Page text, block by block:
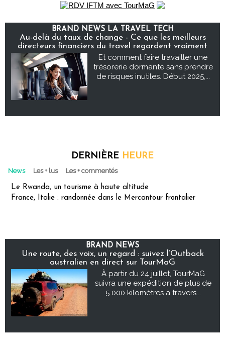
BRAND NEWS LA TRAVEL TECH
Au-delà du taux de change - Ce que les meilleurs
directeurs financiers du travel regardent vraiment
Et comment faire travailler une
trésorerie dormante sans prendre
de risques inutiles. Début 2025,...
DERNIÈRE HEURE
News Les + lus Les + commentés
Le Rwanda, un tourisme à haute altitude
France, Italie : randonnée dans le Mercantour frontalier
BRAND NEWS
Une route, des voix, un regard : suivez l’Outback
australien en direct sur TourMaG
À partir du 24 juillet, TourMaG
suivra une expédition de plus de
5 000 kilomètres à travers...